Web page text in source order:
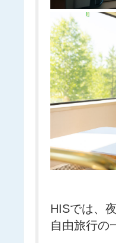
HISでは、
自由旅行の